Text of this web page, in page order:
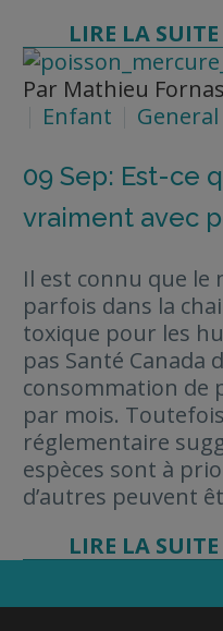
LIRE LA SUITE
Par Mathieu
Enfant
General
09 Sep: Est-ce
vraiment avec
Il est connu que
parfois dans la
toxique pour les
pas Santé Canada
consommation de
par mois.
réglementaire
espèces sont à
d’autres peuvent
LIRE LA SUITE